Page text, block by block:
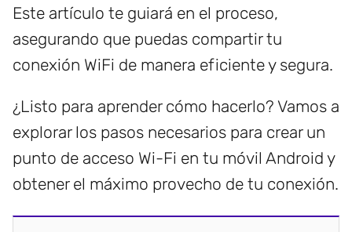
Este artículo te guiará en el proceso,
asegurando que puedas compartir tu
conexión WiFi de manera eficiente y segura.
¿Listo para aprender cómo hacerlo? Vamos a
explorar los pasos necesarios para crear un
punto de acceso Wi-Fi en tu móvil Android y
obtener el máximo provecho de tu conexión.